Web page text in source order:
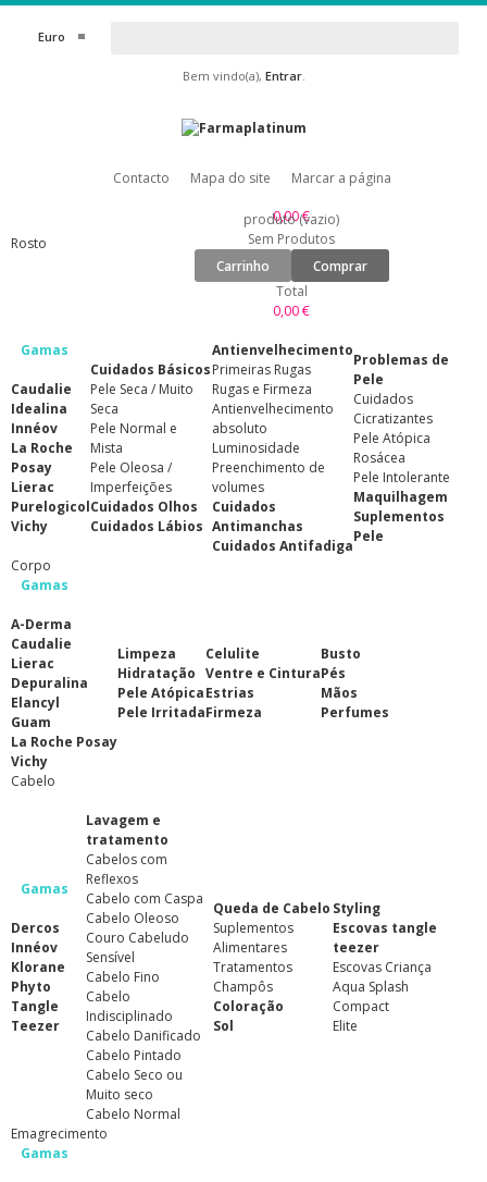
Euro
Bem vindo(a), Entrar.
Contacto Mapa do site Marcar a página
0,00 €
produto (vazio)
Sem Produtos
Carrinho
Comprar
Total
0,00 €
Rosto
Gamas
Caudalie
Idealina
Innéov
La Roche
Posay
Lierac
Purelogicol
Vichy
Cuidados Básicos
Pele Seca / Muito
Seca
Pele Normal e
Mista
Pele Oleosa /
Imperfeições
Cuidados Olhos
Cuidados Lábios
Antienvelhecimento
Primeiras Rugas
Rugas e Firmeza
Antienvelhecimento
absoluto
Luminosidade
Preenchimento de
volumes
Cuidados
Antimanchas
Cuidados Antifadiga
Problemas de
Pele
Cuidados
Cicratizantes
Pele Atópica
Rosácea
Pele Intolerante
Maquilhagem
Suplementos
Pele
Corpo
Gamas
A-Derma
Caudalie
Lierac
Depuralina
Elancyl
Guam
La Roche Posay
Vichy
Limpeza
Hidratação
Pele Atópica
Pele Irritada
Celulite
Ventre e Cintura
Estrias
Firmeza
Busto
Pés
Mãos
Perfumes
Cabelo
Gamas
Dercos
Innéov
Klorane
Phyto
Tangle
Teezer
Lavagem e
tratamento
Cabelos com
Reflexos
Cabelo com Caspa
Cabelo Oleoso
Couro Cabeludo
Sensível
Cabelo Fino
Cabelo
Indisciplinado
Cabelo Danificado
Cabelo Pintado
Cabelo Seco ou
Muito seco
Cabelo Normal
Queda de Cabelo
Suplementos
Alimentares
Tratamentos
Champôs
Coloração
Sol
Styling
Escovas tangle
teezer
Escovas Criança
Aqua Splash
Compact
Elite
Emagrecimento
Gamas